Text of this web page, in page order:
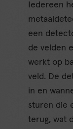
Iedereen
een
de velden
werkt op
veld. De
in en
sturen die
terug, wat